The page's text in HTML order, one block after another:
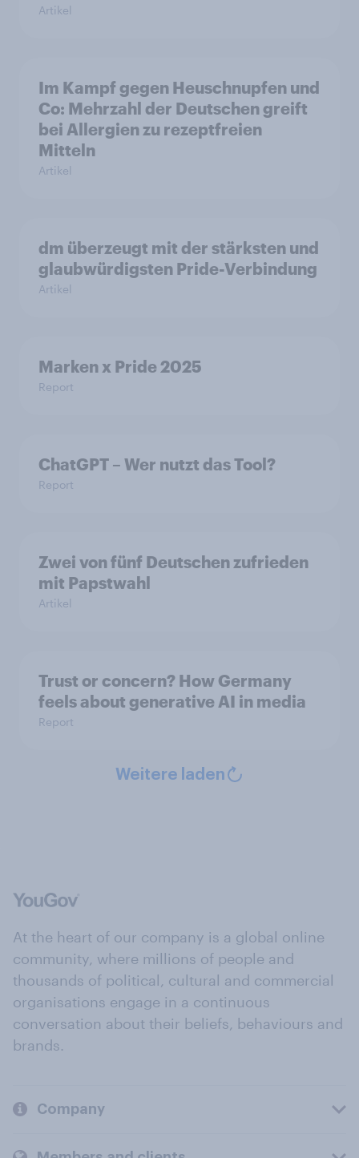
Artikel
Im Kampf gegen Heuschnupfen und
Co: Mehrzahl der Deutschen greift
bei Allergien zu rezeptfreien
Mitteln
Artikel
dm überzeugt mit der stärksten und
glaubwürdigsten Pride-Verbindung
Artikel
Marken x Pride 2025
Report
ChatGPT – Wer nutzt das Tool?
Report
Zwei von fünf Deutschen zufrieden
mit Papstwahl
Artikel
Trust or concern? How Germany
feels about generative AI in media
Report
Weitere laden
At the heart of our company is a global online
community, where millions of people and
thousands of political, cultural and commercial
organisations engage in a continuous
conversation about their beliefs, behaviours and
brands.
Company